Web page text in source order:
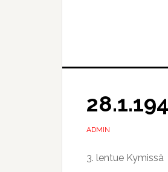
ADMIN
3. lentue Kymissä